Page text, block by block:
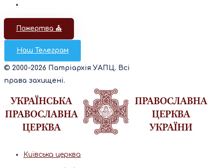
Пожертва ⛪️
Наш Телеграм
© 2000-2026 Патріархія УАПЦ. Всі
права захищені.
Київська церква